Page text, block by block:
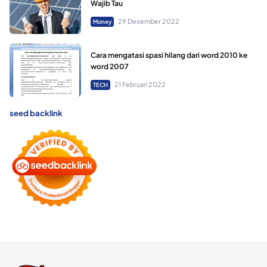
Wajib Tau
Money 29 Desember 2022
Cara mengatasi spasi hilang dari word 2010 ke
word 2007
TECH 21 Februari 2022
seed backlink